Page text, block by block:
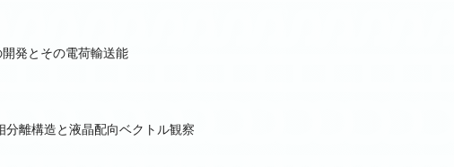
発とその電荷輸送能
離構造と液晶配向ベクトル観察